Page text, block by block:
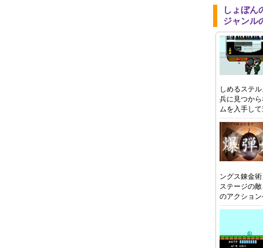
しょぼん
ジャンル
しめるステ
兵に見つか
ムを入手し
ングス錬金
ステージの
のアクショ